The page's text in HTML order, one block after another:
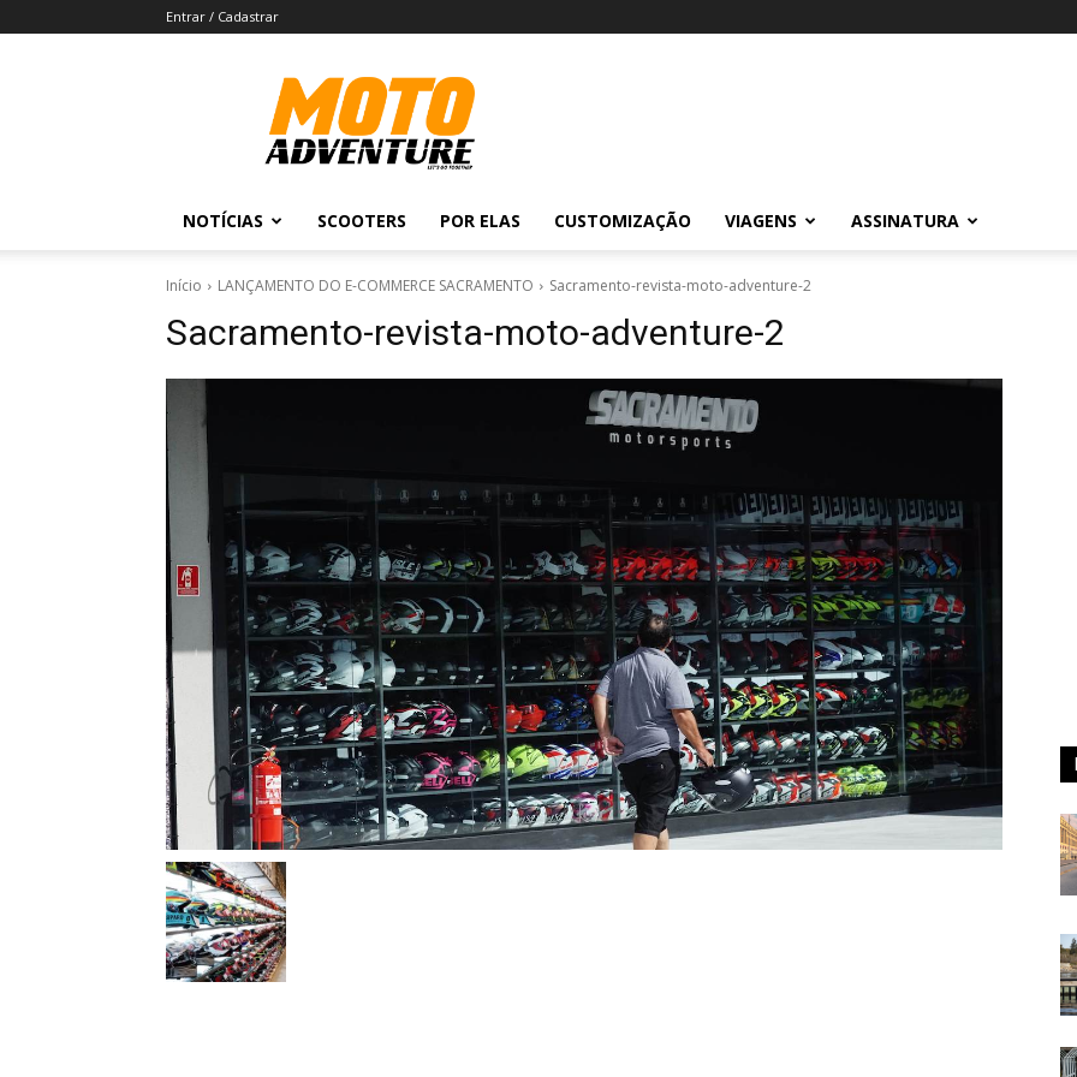
Entrar / Cadastrar
Revista
Moto
Adventure
NOTÍCIAS SCOOTERS POR ELAS CUSTOMIZAÇÃO VIAGENS ASSINATURA
Início LANÇAMENTO DO E-COMMERCE SACRAMENTO Sacramento-revista-moto-adventure-2
Sacramento-revista-moto-adventure-2